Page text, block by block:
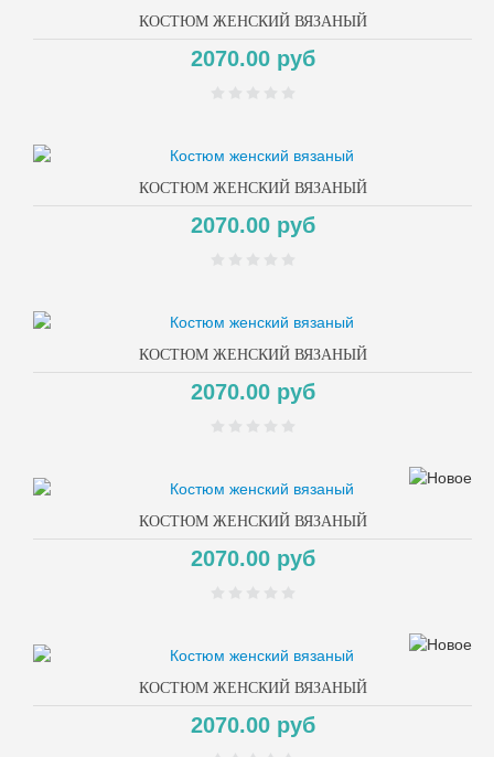
КОСТЮМ ЖЕНСКИЙ ВЯЗАНЫЙ
2070.00 руб
КОСТЮМ ЖЕНСКИЙ ВЯЗАНЫЙ
2070.00 руб
КОСТЮМ ЖЕНСКИЙ ВЯЗАНЫЙ
2070.00 руб
КОСТЮМ ЖЕНСКИЙ ВЯЗАНЫЙ
2070.00 руб
КОСТЮМ ЖЕНСКИЙ ВЯЗАНЫЙ
2070.00 руб